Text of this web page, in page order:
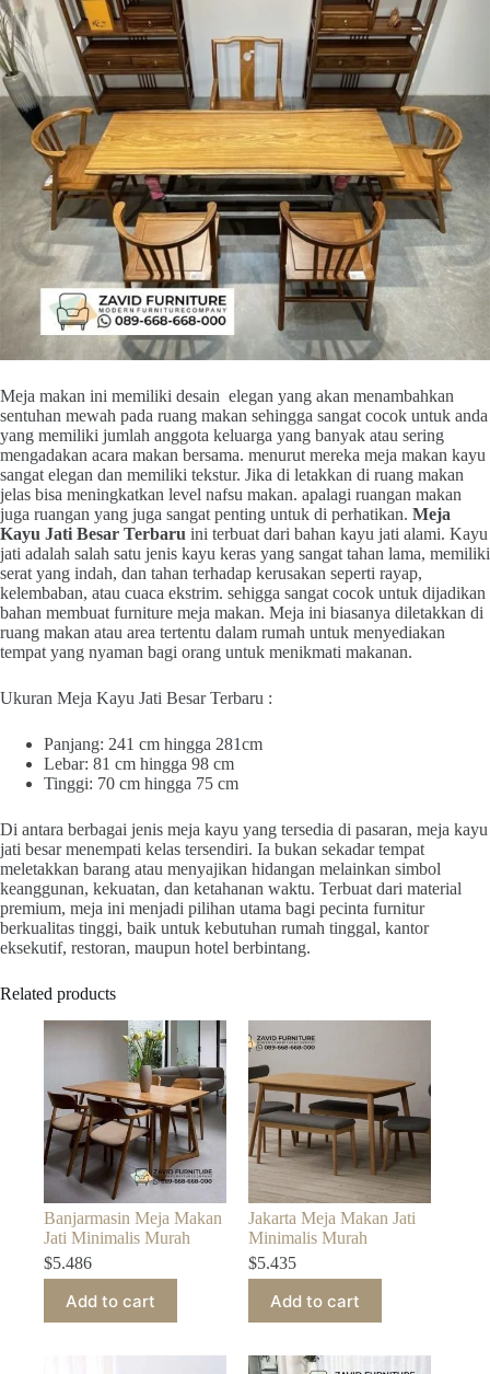
Meja makan ini memiliki desain elegan yang akan menambahkan
sentuhan mewah pada ruang makan sehingga sangat cocok untuk anda
yang memiliki jumlah anggota keluarga yang banyak atau sering
mengadakan acara makan bersama. menurut mereka meja makan kayu
sangat elegan dan memiliki tekstur. Jika di letakkan di ruang makan
jelas bisa meningkatkan level nafsu makan. apalagi ruangan makan
juga ruangan yang juga sangat penting untuk di perhatikan. Meja
Kayu Jati Besar Terbaru ini terbuat dari bahan kayu jati alami. Kayu
jati adalah salah satu jenis kayu keras yang sangat tahan lama, memiliki
serat yang indah, dan tahan terhadap kerusakan seperti rayap,
kelembaban, atau cuaca ekstrim. sehigga sangat cocok untuk dijadikan
bahan membuat furniture meja makan. Meja ini biasanya diletakkan di
ruang makan atau area tertentu dalam rumah untuk menyediakan
tempat yang nyaman bagi orang untuk menikmati makanan.
Ukuran Meja Kayu Jati Besar Terbaru :
Panjang: 241 cm hingga 281cm
Lebar: 81 cm hingga 98 cm
Tinggi: 70 cm hingga 75 cm
Di antara berbagai jenis meja kayu yang tersedia di pasaran, meja kayu
jati besar menempati kelas tersendiri. Ia bukan sekadar tempat
meletakkan barang atau menyajikan hidangan melainkan simbol
keanggunan, kekuatan, dan ketahanan waktu. Terbuat dari material
premium, meja ini menjadi pilihan utama bagi pecinta furnitur
berkualitas tinggi, baik untuk kebutuhan rumah tinggal, kantor
eksekutif, restoran, maupun hotel berbintang.
Related products
Banjarmasin Meja Makan
Jati Minimalis Murah
$5.486
Add to cart
Jakarta Meja Makan Jati
Minimalis Murah
$5.435
Add to cart